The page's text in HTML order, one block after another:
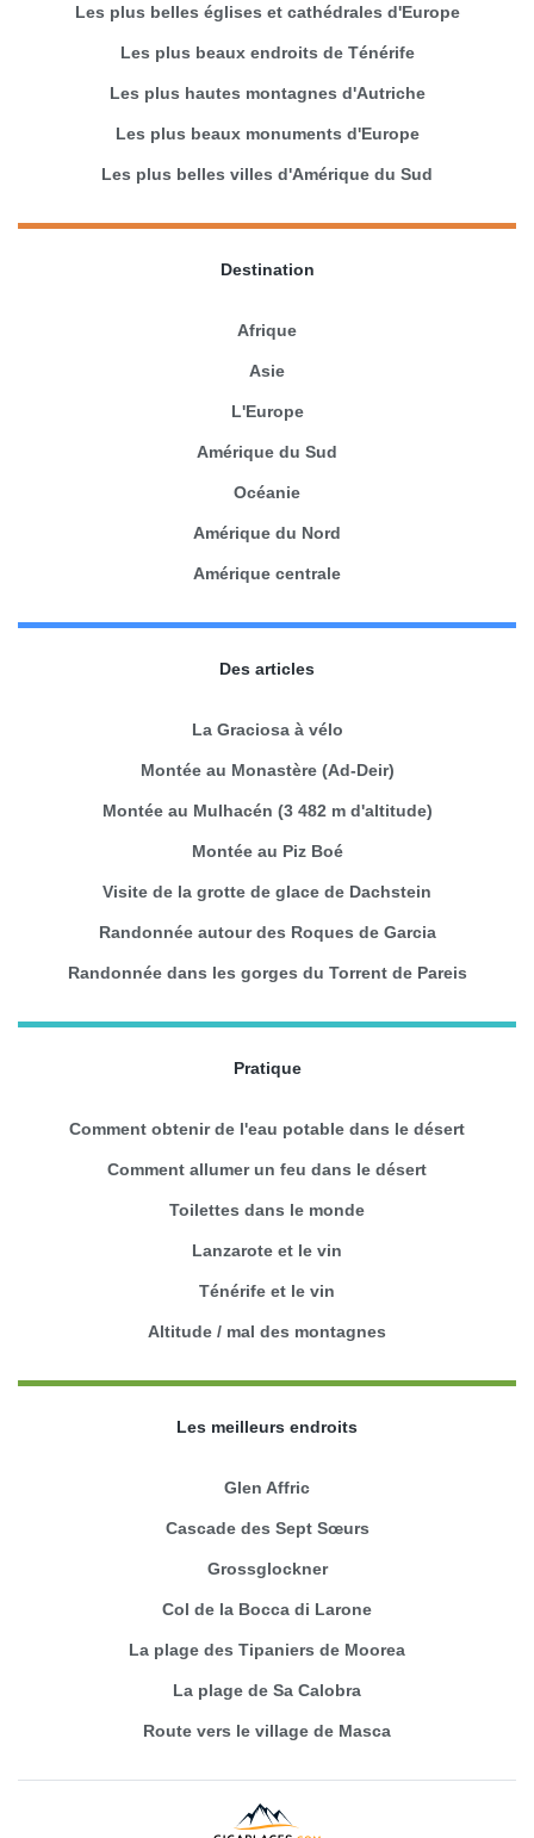
Les plus belles églises et cathédrales d'Europe
Les plus beaux endroits de Ténérife
Les plus hautes montagnes d'Autriche
Les plus beaux monuments d'Europe
Les plus belles villes d'Amérique du Sud
Destination
Afrique
Asie
L'Europe
Amérique du Sud
Océanie
Amérique du Nord
Amérique centrale
Des articles
La Graciosa à vélo
Montée au Monastère (Ad-Deir)
Montée au Mulhacén (3 482 m d'altitude)
Montée au Piz Boé
Visite de la grotte de glace de Dachstein
Randonnée autour des Roques de Garcia
Randonnée dans les gorges du Torrent de Pareis
Pratique
Comment obtenir de l'eau potable dans le désert
Comment allumer un feu dans le désert
Toilettes dans le monde
Lanzarote et le vin
Ténérife et le vin
Altitude / mal des montagnes
Les meilleurs endroits
Glen Affric
Cascade des Sept Sœurs
Grossglockner
Col de la Bocca di Larone
La plage des Tipaniers de Moorea
La plage de Sa Calobra
Route vers le village de Masca